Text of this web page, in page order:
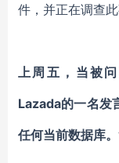
件，并正在调查
上周五，当被
Lazada的一名发
任何当前数据库。